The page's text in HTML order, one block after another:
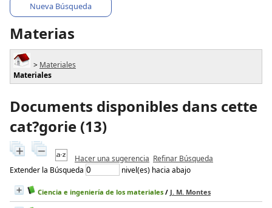
Nueva Búsqueda
Materias
> Materiales
Materiales
Documents disponibles dans cette
cat?gorie (13)
Hacer una sugerencia Refinar Búsqueda
Extender la Búsqueda
nivel(es) hacia abajo
Ciencia e ingeniería de los materiales / J. M. Montes